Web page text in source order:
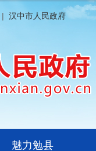
| 汉中市人民政府
魅力勉县